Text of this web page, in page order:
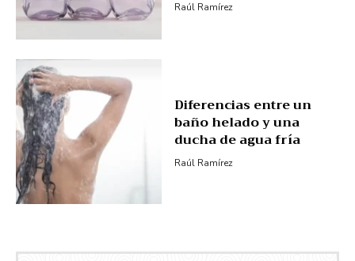
Raúl Ramírez
Diferencias entre un
baño helado y una
ducha de agua fría
Raúl Ramírez